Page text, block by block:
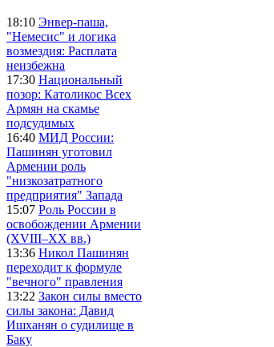
18:10 Энвер-паша,
"Немесис" и логика
возмездия: Расплата
неизбежна
17:30 Национальный
позор: Католикос Всех
Армян на скамье
подсудимых
16:40 МИД России:
Пашинян уготовил
Армении роль
"низкозатратного
предприятия" Запада
15:07 Роль России в
освобождении Армении
(XVIII–XX вв.)
13:36 Никол Пашинян
переходит к формуле
"вечного" правления
13:22 Закон силы вместо
силы закона: Давид
Ишханян о судилище в
Баку